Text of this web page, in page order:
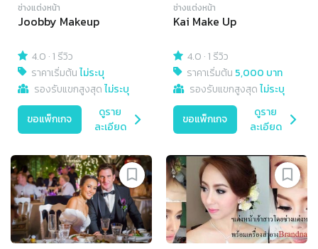
ช่างแต่งหน้า
Joobby Makeup
4.0 ·1 รีวิว
ราคาเริ่มต้นไม่ระบุ
รองรับแขกสูงสุดไม่ระบุ
ขอแพ็กเกจ
ดูราย
ละเอียด
ช่างแต่งหน้า
Kai Make Up
4.0 ·1 รีวิว
ราคาเริ่มต้น 5,000 บาท
รองรับแขกสูงสุดไม่ระบุ
ขอแพ็กเกจ
ดูราย
ละเอียด